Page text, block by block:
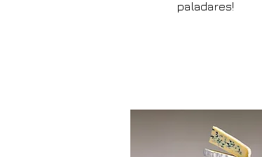
paladares!